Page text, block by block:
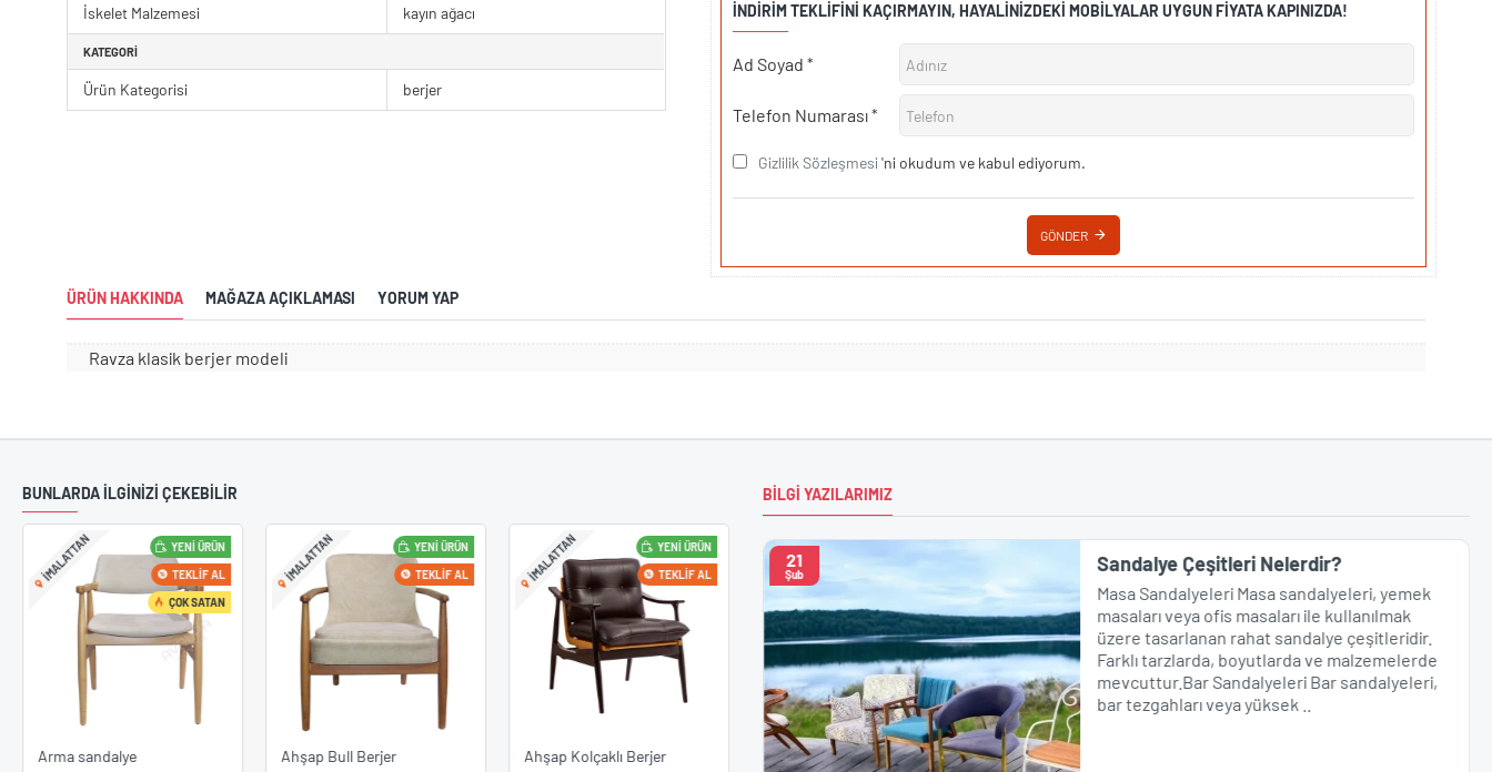
İskelet Malzemesi kayın ağacı
KATEGORI
Ürün Kategorisi berjer
İNDIRIM TEKLIFINI KAÇIRMAYIN, HAYALINIZDEKI MOBILYALAR UYGUN FIYATA KAPINIZDA!
Ad Soyad
Telefon Numarası
Gizlilik Sözleşmesi 'ni okudum ve kabul ediyorum.
GÖNDER
ÜRÜN HAKKINDA MAĞAZA AÇIKLAMASI YORUM YAP
Ravza klasik berjer modeli
BUNLARDA İLGİNİZİ ÇEKEBİLİR
YENI ÜRÜN
IMALATTAN TEKLIF AL
ÇOK SATAN
Arma sandalye
YENI ÜRÜN
IMALATTAN TEKLIF AL
Ahşap Bull Berjer
YENI ÜRÜN
IMALATTAN TEKLIF AL
Ahşap Kolçaklı Berjer
BILGI YAZILARIMIZ
22
Şub Tasarım Sandalye Modelleri
En Yeni Tasarım Sandalyeler: 2024
TrendleriAvrupa Concept, 2024'ün en son
trendlerine uygun, modern ve şık tasarım
sandalye modelleri sunmaktadır. Minimalist,
modern, klasik, vintage ve endüstriyel gibi
farklı tarzlarda sandalyeler ile ev
dekorasyonu..
21
Şub Sandalye Çeşitleri Nelerdir?
Masa Sandalyeleri Masa sandalyeleri, yemek
masaları veya ofis masaları ile kullanılmak
üzere tasarlanan rahat sandalye çeşitleridir.
Farklı tarzlarda, boyutlarda ve malzemelerde
mevcuttur.Bar Sandalyeleri Bar sandalyeleri,
bar tezgahları veya yüksek ..